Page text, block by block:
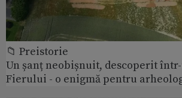
📁 Preistorie
Un șanț neobișnuit, descoperit
Fierului - o enigmă pentru